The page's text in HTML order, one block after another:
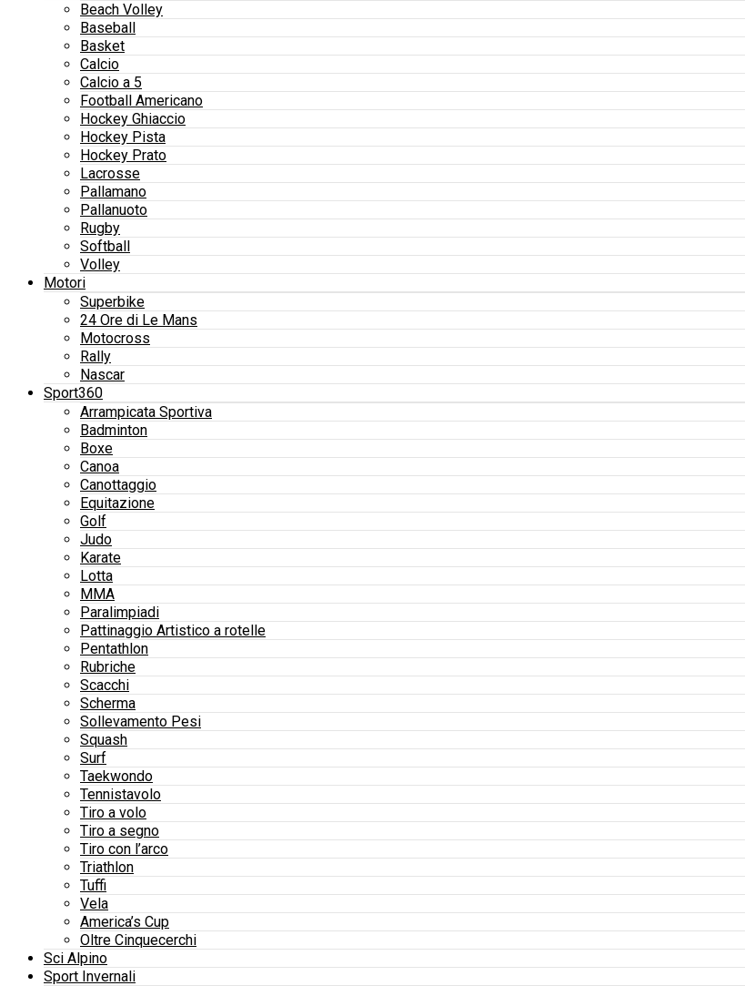
Beach Volley
Baseball
Basket
Calcio
Calcio a 5
Football Americano
Hockey Ghiaccio
Hockey Pista
Hockey Prato
Lacrosse
Pallamano
Pallanuoto
Rugby
Softball
Volley
Motori
Superbike
24 Ore di Le Mans
Motocross
Rally
Nascar
Sport360
Arrampicata Sportiva
Badminton
Boxe
Canoa
Canottaggio
Equitazione
Golf
Judo
Karate
Lotta
MMA
Paralimpiadi
Pattinaggio Artistico a rotelle
Pentathlon
Rubriche
Scacchi
Scherma
Sollevamento Pesi
Squash
Surf
Taekwondo
Tennistavolo
Tiro a volo
Tiro a segno
Tiro con l’arco
Triathlon
Tuffi
Vela
America’s Cup
Oltre Cinquecerchi
Sci Alpino
Sport Invernali